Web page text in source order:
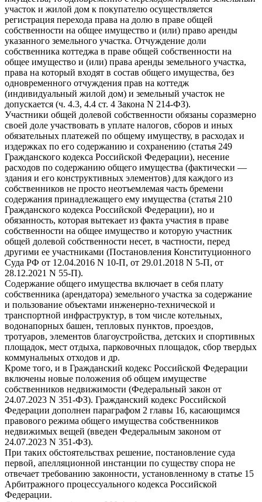
участок и жилой дом к покупателю осуществляется
регистрация перехода права на долю в праве общей
собственности на общее имущество и (или) право аренды
указанного земельного участка. Отчуждение доли
собственника коттеджа в праве общей собственности на
общее имущество и (или) права аренды земельного участка,
права на который входят в состав общего имущества, без
одновременного отчуждения прав на коттедж
(индивидуальный жилой дом) и земельный участок не
допускается (ч. 4.3, 4.4 ст. 4 Закона N 214-ФЗ).
Участники общей долевой собственности обязаны соразмерно
своей доле участвовать в уплате налогов, сборов и иных
обязательных платежей по общему имуществу, в расходах и
издержках по его содержанию и сохранению (статья 249
Гражданского кодекса Российской Федерации), несение
расходов по содержанию общего имущества (фактически —
здания и его конструктивных элементов) для каждого из
собственников не просто неотъемлемая часть бремени
содержания принадлежащего ему имущества (статья 210
Гражданского кодекса Российской Федерации), но и
обязанность, которая вытекает из факта участия в праве
собственности на общее имущество и которую участник
общей долевой собственности несет, в частности, перед
другими ее участниками (Постановления Конституционного
Суда РФ от 12.04.2016 N 10-П, от 29.01.2018 N 5-П, от
28.12.2021 N 55-П).
Содержание общего имущества включает в себя плату
собственника (арендатора) земельного участка за содержание
и пользование объектами инженерно-технической и
транспортной инфраструктур, в том числе котельных,
водонапорных башен, тепловых пунктов, проездов,
тротуаров, элементов благоустройства, детских и спортивных
площадок, мест отдыха, парковочных площадок, сбор твердых
коммунальных отходов и др.
Кроме того, и в Гражданский кодекс Российской Федерации
включены новые положения об общем имуществе
собственников недвижимости (Федеральный закон от
24.07.2023 N 351-ФЗ). Гражданский кодекс Российской
Федерации дополнен параграфом 2 главы 16, касающимся
правового режима общего имущества собственников
недвижимых вещей (введен Федеральным законом от
24.07.2023 N 351-ФЗ).
При таких обстоятельствах решение, постановление суда
первой, апелляционной инстанции по существу спора не
отвечает требованию законности, установленному в статье 15
Арбитражного процессуального кодекса Российской
Федерации.